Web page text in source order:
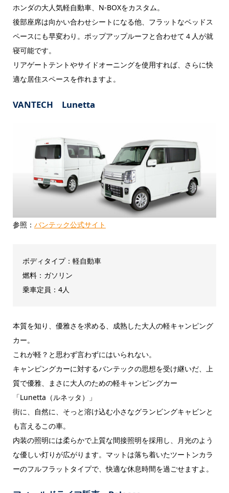
ホンダの大人気軽自動車、N-BOXをカスタム。
後部座席は向かい合わせシートになる他、フラットなベッドス
ペースにも早変わり。ポップアップルーフと合わせて４人が就
寝可能です。
リアゲートテントやサイドオーニングを使用すれば、さらに快
適な居住スペースを作れますよ。
VANTECH Lunetta
参照： バンテック公式サイト
ボディタイプ：軽自動車
燃料：ガソリン
乗車定員：4人
本質を知り、優雅さを求める、成熟した大人の軽キャンピング
カー。
これが軽？と思わず言わずにはいられない。
キャンピングカーに対するバンテックの思想を受け継いだ、上
質で優雅、まさに大人のための軽キャンピングカー
「Lunetta（ルネッタ）」
街に、自然に、そっと溶け込む小さなグランビングキャビンと
も言えるこの車。
内装の照明には柔らかで上質な間接照明を採用し、月光のよう
な優しい灯りが広がります。マットは落ち着いたツートンカラ
ーのフルフラットタイプで、快適な休息時間を過ごせますよ。